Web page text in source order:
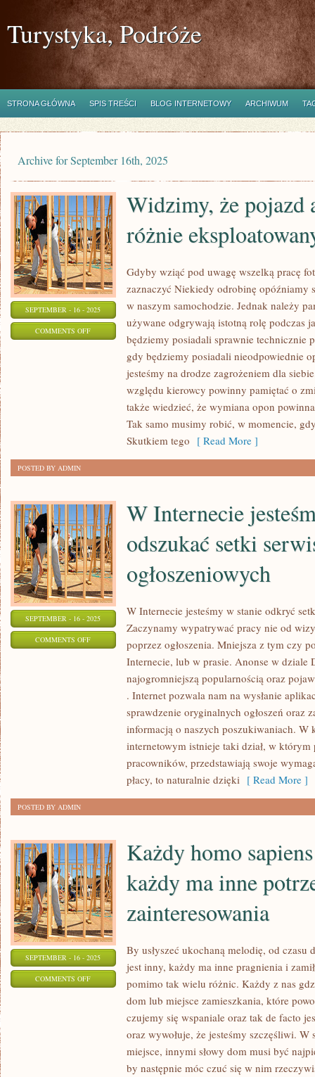
Turystyka, Podróże
STRONA GŁÓWNA SPIS TREŚCI BLOG INTERNETOWY ARCHIWUM
Archive for September 16th, 2025
SEPTEMBER - 16 - 2025
COMMENTS OFFON
Widzimy, że pojazd
różnie
Gdyby wziąć pod uwagę wszelką pracę
zaznaczyć Niekiedy odrobinę opóźniamy
w naszym samochodzie. Jednak należy
używane odgrywają istotną rolę podczas
będziemy posiadali sprawnie technicznie
gdy będziemy posiadali nieodpowiednie
jesteśmy na drodze zagrożeniem dla
względu kierowcy powinny pamiętać o
także wiedzieć, że wymiana opon
Tak samo musimy robić, w momencie,
Skutkiem tego [ Read More ]
POSTED BY ADMIN
SEPTEMBER - 16 - 2025
COMMENTS OFFON
ODSZUKAĆ
SERWISÓW
OGŁOSZENIOWYCH
W Internecie
odszukać setki
ogłoszeniowych
W Internecie jesteśmy w stanie odkryć
Zaczynamy wypatrywać pracy nie od
poprzez ogłoszenia. Mniejsza z tym czy
Internecie, lub w prasie. Anonse w dziale
najogromniejszą popularnością oraz
. Internet pozwala nam na wysłanie
sprawdzenie oryginalnych ogłoszeń oraz
informacją o naszych poszukiwaniach. W
internetowym istnieje taki dział, w
pracowników, przedstawiają swoje
płacy, to naturalnie dzięki [ Read More ]
POSTED BY ADMIN
SEPTEMBER - 16 - 2025
COMMENTS OFFON
Każdy homo
każdy ma inne
zainteresowania
By usłyszeć ukochaną melodię, od czasu
jest inny, każdy ma inne pragnienia i
pomimo tak wielu różnic. Każdy z nas
dom lub miejsce zamieszkania, które
czujemy się wspaniale oraz tak de facto
oraz wywołuje, że jesteśmy szczęśliwi.
miejsce, innymi słowy dom musi być
by następnie móc czuć się w nim